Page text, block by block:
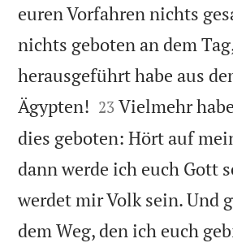
euren Vorfahren nichts
nichts geboten an dem
herausgeführt habe aus
Ägypten! 

23 Vielmehr
dies geboten: Hört auf
dann werde ich euch Gott
werdet mir Volk sein. Und
dem Weg, den ich euch